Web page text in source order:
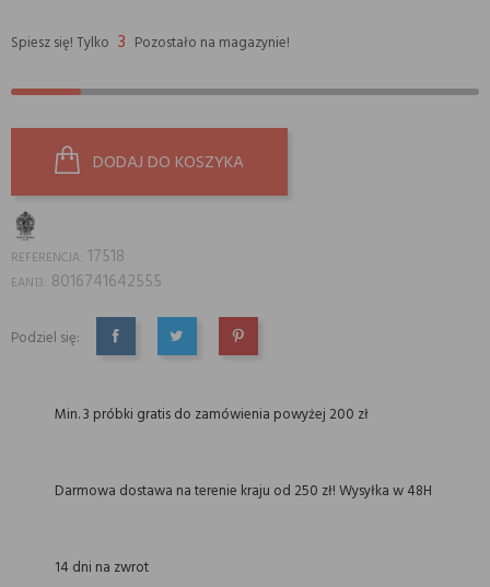
Spiesz się! Tylko 3 Pozostało na magazynie!
DODAJ DO KOSZYKA
REFERENCJA: 17518
EAN13: 8016741642555
Podziel się:
UDOSTĘPNIJTWEETUJPINTEREST
Min. 3 próbki gratis do zamówienia powyżej 200 zł
Darmowa dostawa na terenie kraju od 250 zł! Wysyłka w 48H
14 dni na zwrot